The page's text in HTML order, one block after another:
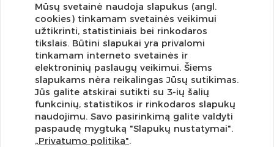
Užsisakykite naujienlaiškį ir pirmi gaukite geriausius
pasiūlymus!
Mūsų svetainė naudoja slapukus (angl.
cookies) tinkamam svetainės veikimui
užtikrinti, statistiniais bei rinkodaros
tikslais. Būtini slapukai yra privalomi
tinkamam interneto svetainės ir
elektroninių paslaugų veikimui. Šiems
slapukams nėra reikalingas Jūsų sutikimas.
Jūs galite atskirai sutikti su 3-ių šalių
funkcinių, statistikos ir rinkodaros slapukų
naudojimu. Savo pasirinkimą galite valdyti
paspaudę mygtuką "Slapukų nustatymai".
„Privatumo politika".